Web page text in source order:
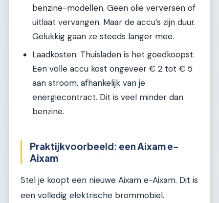
benzine-modellen. Geen olie verversen of
uitlaat vervangen. Maar de accu’s zijn duur.
Gelukkig gaan ze steeds langer mee.
Laadkosten: Thuisladen is het goedkoopst.
Een volle accu kost ongeveer € 2 tot € 5
aan stroom, afhankelijk van je
energiecontract. Dit is veel minder dan
benzine.
Praktijkvoorbeeld: een Aixam e-
Aixam
Stel je koopt een nieuwe Aixam e-Aixam. Dit is
een volledig elektrische brommobiel.